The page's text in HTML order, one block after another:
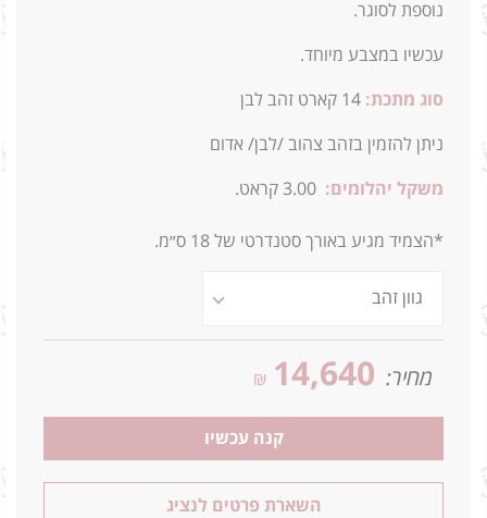
נוספת לסוגר.
עכשיו במצבע מיוחד.
סוג מתכת: 14 קארט זהב לבן
ניתן להזמין בזהב צהוב /לבן/ אדום
משקל יהלומים:
*הצמיד מגיע באורך סטנדרטי של 18 ס״מ.
מחיר: 14,640
₪
קנה עכשיו
השארת פרטים לנציג